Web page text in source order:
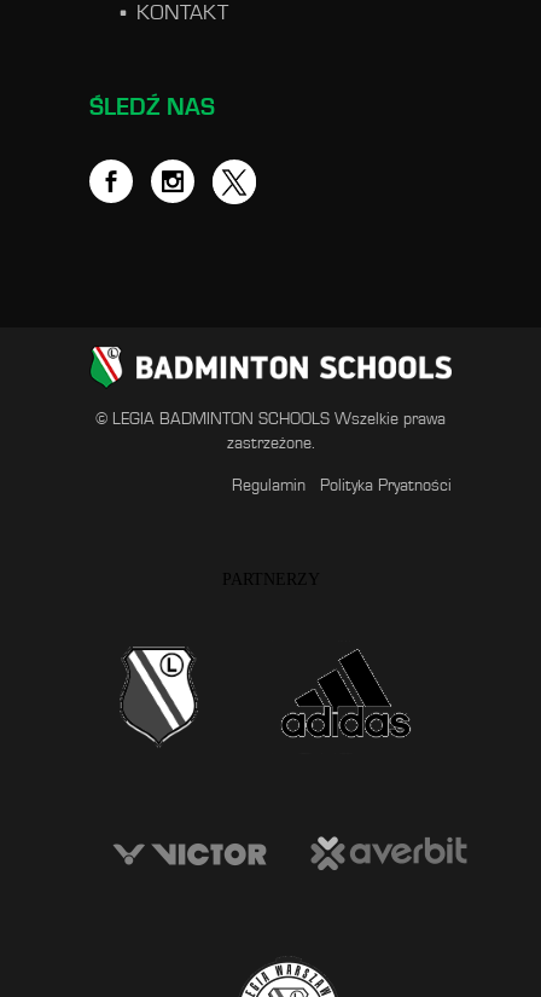
KONTAKT
ŚLEDŹ NAS
© LEGIA BADMINTON SCHOOLS Wszelkie prawa
zastrzeżone.
Regulamin Polityka Pryatności
PARTNERZY